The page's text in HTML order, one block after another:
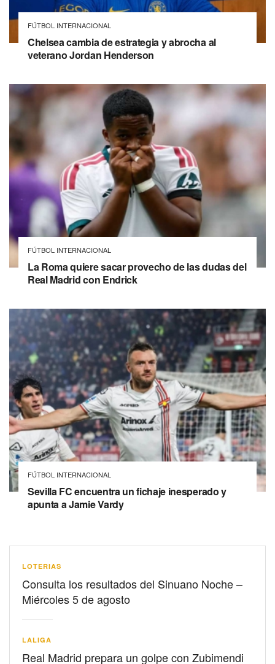
FÚTBOL INTERNACIONAL
Chelsea cambia de estrategia y abrocha al
veterano Jordan Henderson
FÚTBOL INTERNACIONAL
La Roma quiere sacar provecho de las dudas del
Real Madrid con Endrick
FÚTBOL INTERNACIONAL
Sevilla FC encuentra un fichaje inesperado y
apunta a Jamie Vardy
LOTERIAS
Consulta los resultados del Sinuano Noche –
Miércoles 5 de agosto
LALIGA
Real Madrid prepara un golpe con Zubimendi